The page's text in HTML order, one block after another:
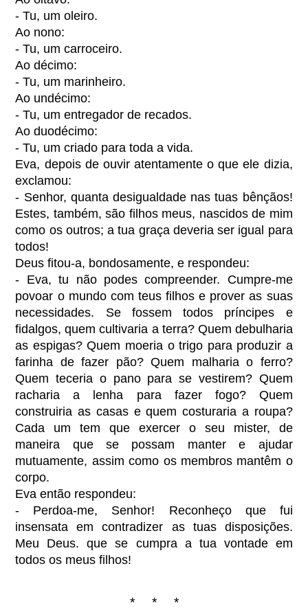
- Tu, um oleiro.
Ao nono:
- Tu, um carroceiro.
Ao décimo:
- Tu, um marinheiro.
Ao undécimo:
- Tu, um entregador de recados.
Ao duodécimo:
- Tu, um criado para toda a vida.
Eva, depois de ouvir atentamente o que ele dizia,
exclamou:
- Senhor, quanta desigualdade nas tuas bênçãos!
Estes, também, são filhos meus, nascidos de mim
como os outros; a tua graça deveria ser igual para
todos!
Deus fitou-a, bondosamente, e respondeu:
- Eva, tu não podes compreender. Cumpre-me
povoar o mundo com teus filhos e prover as suas
necessidades. Se fossem todos príncipes e
fidalgos, quem cultivaria a terra? Quem debulharia
as espigas? Quem moeria o trigo para produzir a
farinha de fazer pão? Quem malharia o ferro?
Quem teceria o pano para se vestirem? Quem
racharia a lenha para fazer fogo? Quem
construiria as casas e quem costuraria a roupa?
Cada um tem que exercer o seu mister, de
maneira que se possam manter e ajudar
mutuamente, assim como os membros mantêm o
corpo.
Eva então respondeu:
- Perdoa-me, Senhor! Reconheço que fui
insensata em contradizer as tuas disposições.
Meu Deus. que se cumpra a tua vontade em
todos os meus filhos!
* * *